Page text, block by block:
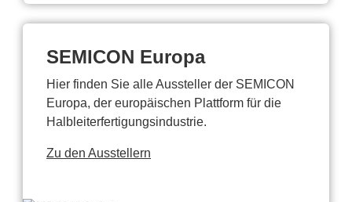
SEMICON Europa
Hier finden Sie alle Aussteller der SEMICON
Europa, der europäischen Plattform für die
Halbleiterfertigungsindustrie.
Zu den Ausstellern